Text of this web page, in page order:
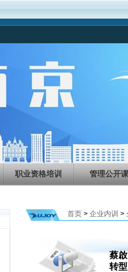
职业资格培训 管理公开课
首页> 企业内训 >
蔡
转